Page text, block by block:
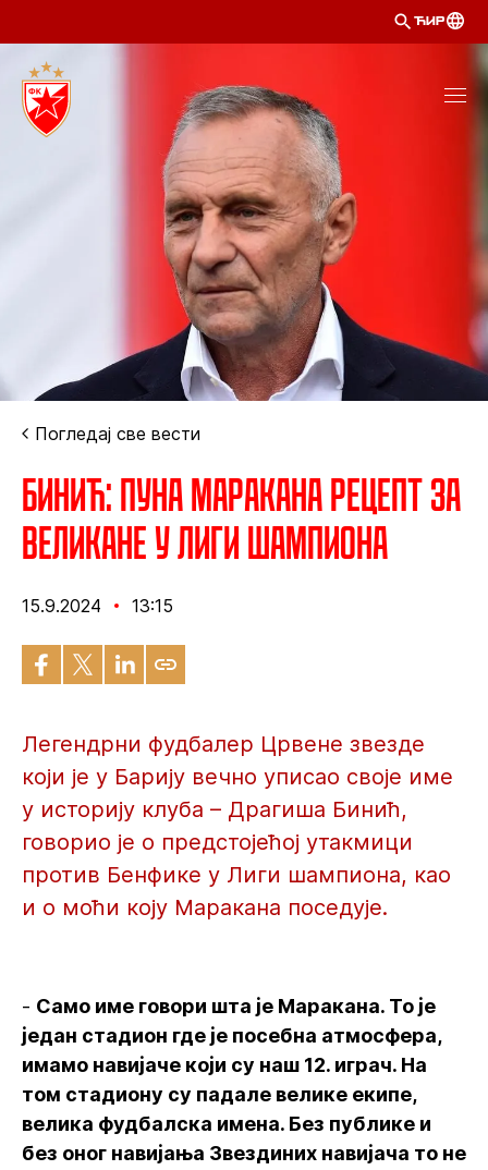
ЋИР
Погледај све вести
Бинић: Пуна Маракана рецепт за
великане у Лиги шампиона
15.9.2024 13:15
Легендрни фудбалер Црвене звезде
који је у Барију вечно уписао своје име
у историју клуба – Драгиша Бинић,
говорио је о предстојећој утакмици
против Бенфике у Лиги шампиона, као
и о моћи коју Маракана поседује.
- Само име говори шта је Маракана. То је
један стадион где је посебна атмосфера,
имамо навијаче који су наш 12. играч. На
том стадиону су падале велике екипе,
велика фудбалска имена. Без публике и
без оног навијања Звездиних навијача то не